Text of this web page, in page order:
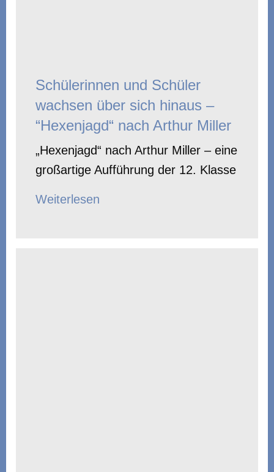
Schülerinnen und Schüler
wachsen über sich hinaus –
“Hexenjagd“ nach Arthur Miller
„Hexenjagd“ nach Arthur Miller – eine
großartige Aufführung der 12. Klasse
Weiterlesen